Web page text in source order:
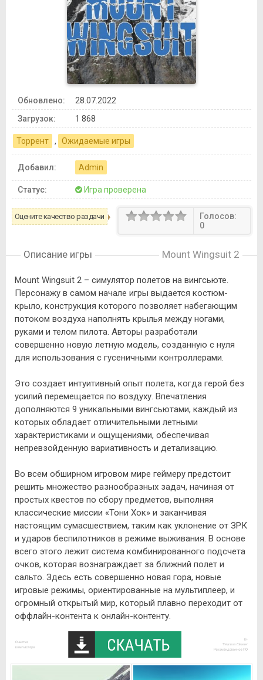
Обновлено:
28.07.2022
Загрузок:
1 868
Торрент , Ожидаемые игры
Добавил: Admin
Статус: Игра проверена
Оцените качество раздачи
Голосов:
0
Описание игры Mount Wingsuit 2
Mount Wingsuit 2 – симулятор полетов на вингсьюте.
Персонажу в самом начале игры выдается костюм-
крыло, конструкция которого позволяет набегающим
потоком воздуха наполнять крылья между ногами,
руками и телом пилота. Авторы разработали
совершенно новую летную модель, созданную с нуля
для использования с гусеничными контроллерами.
Это создает интуитивный опыт полета, когда герой без
усилий перемещается по воздуху. Впечатления
дополняются 9 уникальными вингсьютами, каждый из
которых обладает отличительными летными
характеристиками и ощущениями, обеспечивая
непревзойденную вариативность и детализацию.
Во всем обширном игровом мире геймеру предстоит
решить множество разнообразных задач, начиная от
простых квестов по сбору предметов, выполняя
классические миссии «Тони Хок» и заканчивая
настоящим сумасшествием, таким как уклонение от ЗРК
и ударов беспилотников в режиме выживания. В основе
всего этого лежит система комбинированного подсчета
очков, которая вознаграждает за ближний полет и
сальто. Здесь есть совершенно новая гора, новые
игровые режимы, ориентированные на мультиплеер, и
огромный открытый мир, который плавно переходит от
оффлайн-контента к онлайн-контенту.